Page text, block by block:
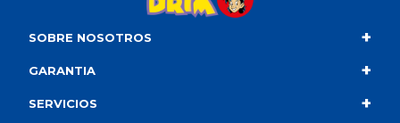
SOBRE NOSOTROS +
Contacto
Quiénes somos
GARANTIA +
Condiciones de compra
SERVICIOS +